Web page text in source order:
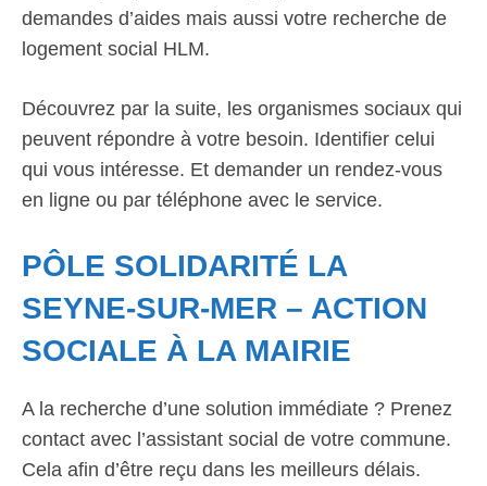
demandes d’aides mais aussi votre recherche de
logement social HLM.
Découvrez par la suite, les organismes sociaux qui
peuvent répondre à votre besoin. Identifier celui
qui vous intéresse. Et demander un rendez-vous
en ligne ou par téléphone avec le service.
PÔLE SOLIDARITÉ LA
SEYNE-SUR-MER – ACTION
SOCIALE À LA MAIRIE
A la recherche d’une solution immédiate ? Prenez
contact avec l’assistant social de votre commune.
Cela afin d’être reçu dans les meilleurs délais.